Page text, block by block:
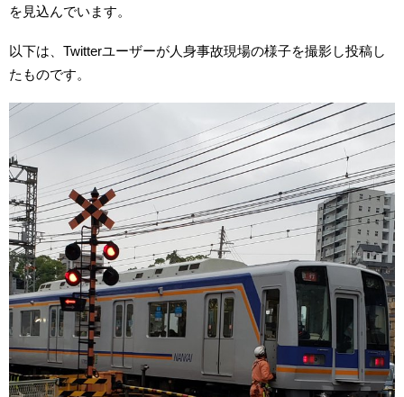
を見込んでいます。
以下は、Twitterユーザーが人身事故現場の様子を撮影し投稿し
たものです。